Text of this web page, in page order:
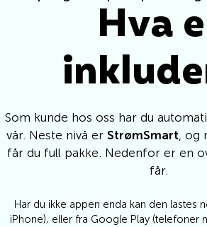
Hva
Som kunde hos oss har du
vår. Neste nivå er StrømSmart, og
får du full pakke. Nedenfor er en
får.
Har du ikke appen enda kan den lastes
iPhone), eller fra Google Play (telefoner